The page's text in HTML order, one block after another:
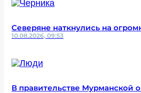
Северяне наткнулись на
10.08.2026, 09:53
В правительстве Мурманской